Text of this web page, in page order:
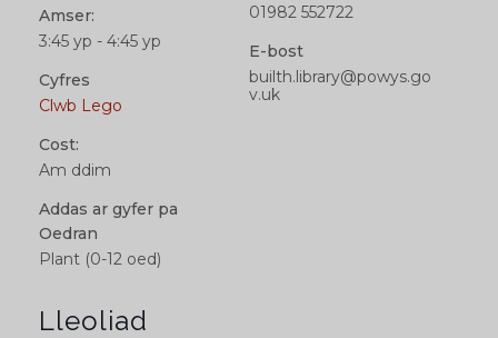
Amser:
3:45 yp - 4:45 yp
Cyfres
Clwb Lego
Cost:
Am ddim
Addas ar gyfer pa
Oedran
Plant (0-12 oed)
Lleoliad
01982 552722
E-bost
builth.library@powys.go
v.uk